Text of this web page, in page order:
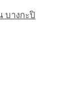
บางกะปิ